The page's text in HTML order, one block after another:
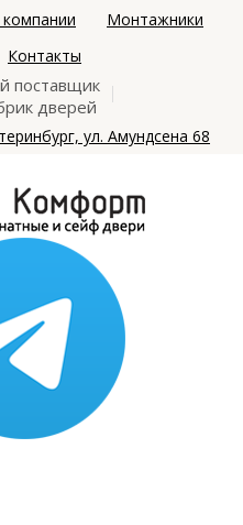
Монтажники
Контакты
поставщик
дверей
ул. Амундсена 68